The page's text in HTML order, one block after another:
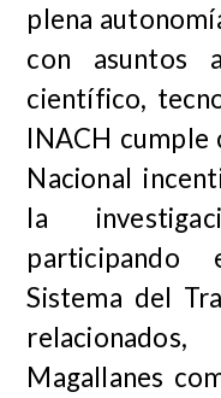
plena
con asuntos
científico,
INACH
Nacional
la
participando
Sistema del
Magallanes